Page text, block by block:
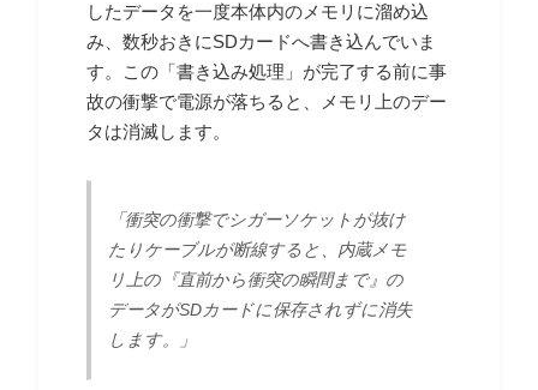
したデータを一度本体内のメモリに溜め込
み、数秒おきにSDカードへ書き込んでいま
す。この「書き込み処理」が完了する前に事
故の衝撃で電源が落ちると、メモリ上のデー
タは消滅します。
「衝突の衝撃でシガーソケットが抜け
たりケーブルが断線すると、内蔵メモ
リ上の『直前から衝突の瞬間まで』の
データがSDカードに保存されずに消失
します。」